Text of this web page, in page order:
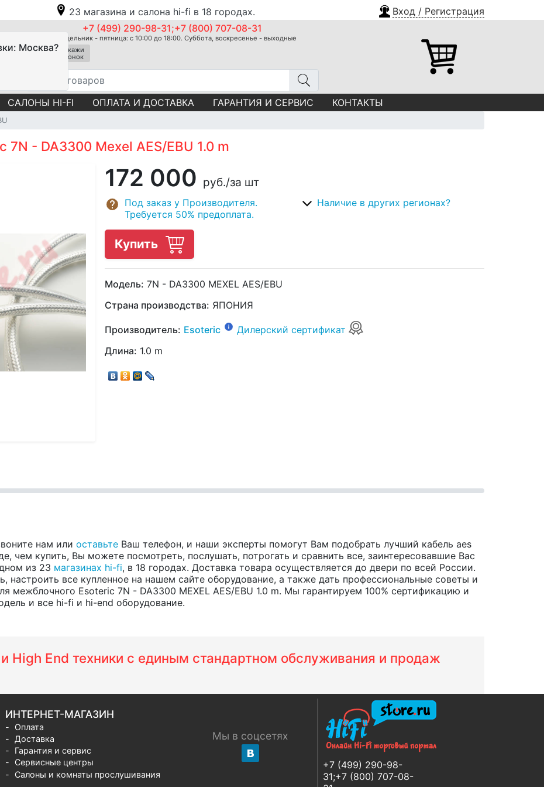
23 магазина и салона hi-fi в 18 городах. Вход / Регистрация
Москва?
+7 (499) 290-98-31;+7 (800) 707-08-31
Понедельник - пятница: с 10:00 до 18:00. Суббота, воскресенье - выходные
Закажи
звонок
САЛОНЫ HI-FI ОПЛАТА И ДОСТАВКА ГАРАНТИЯ И СЕРВИС КОНТАКТЫ
- DA3300 Mexel AES/EBU 1.0 m
172 000 руб./за шт
Под заказ у Производителя.
Требуется 50% предоплата.
Наличие в других регионах?
Купить
Модель: 7N - DA3300 MEXEL AES/EBU
Страна производства: ЯПОНИЯ
Производитель: Esoteric
Дилерский сертификат
Длина: 1.0 m
нам или оставьте Ваш телефон, и наши эксперты помогут Вам подобрать лучший кабель aes
чем купить, Вы можете посмотреть, послушать, потрогать и сравнить все, заинтересовавшие Вас
из 23 магазинах hi-fi, в 18 городах. Доставка товара осуществляется до двери по всей России.
настроить все купленное на нашем сайте оборудование, а также дать профессиональные советы и
межблочного Esoteric 7N - DA3300 MEXEL AES/EBU 1.0 m. Мы гарантируем 100% сертификацию и
и все hi-fi и hi-end оборудование.
High End техники с единым стандартном обслуживания и продаж
+7 (499) 290-98-
31;+7 (800) 707-08-
ИНТЕРНЕТ-МАГАЗИН
Оплата
Доставка
Гарантия и сервис
Сервисные центры
Салоны и комнаты прослушивания
Мы в соцсетях